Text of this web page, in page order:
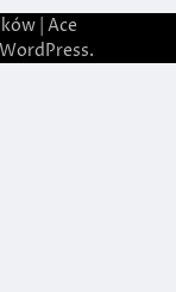
| Ace
WordPress.